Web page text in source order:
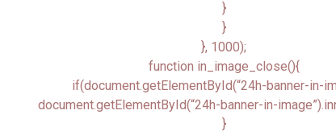
}
}
}, 1000);
function in_image_close(){
if(document.getElementById(“24h-banner-in-
document.getElementById(“24h-banner-in-
}